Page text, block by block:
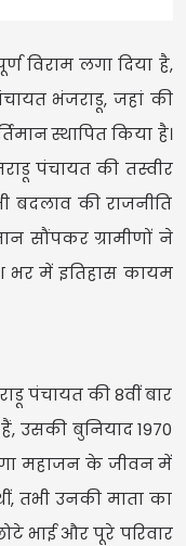
विराम लगा दिया है,
भंजराडू, जहां की
स्थापित किया है।
पंचायत की तस्वीर
की राजनीति
सौंपकर ग्रामीणों ने
भर में इतिहास कायम
पंचायत की 8वीं बार
उसकी बुनियाद 1970
महाजन के जीवन में
तभी उनकी माता का
भाई और पूरे परिवार